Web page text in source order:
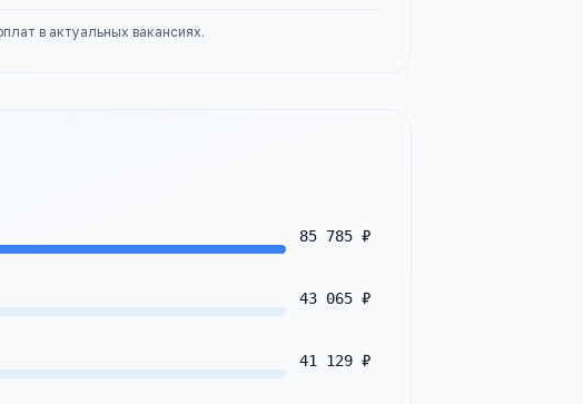
в актуальных вакансиях.
85 785 ₽
43 065 ₽
41 129 ₽